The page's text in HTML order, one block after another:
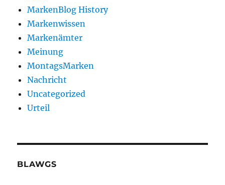
MarkenBlog History
Markenwissen
Markenämter
Meinung
MontagsMarken
Nachricht
Uncategorized
Urteil
BLAWGS